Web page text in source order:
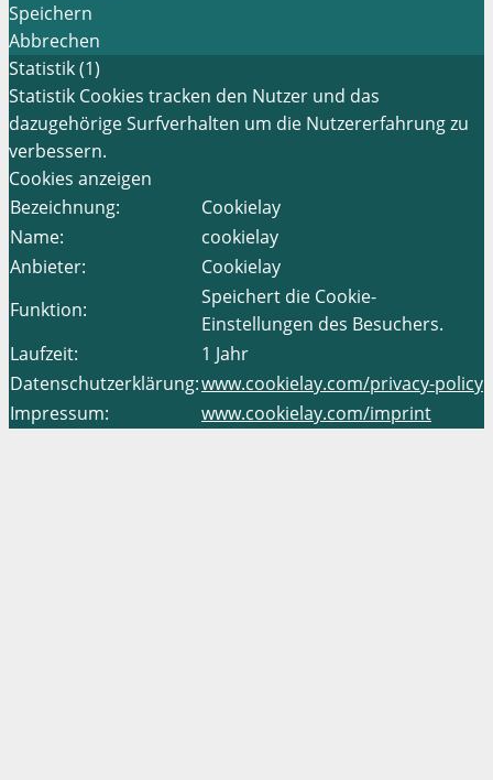
Speichern
Abbrechen
Statistik (1)
Statistik Cookies tracken den Nutzer und das
dazugehörige Surfverhalten um die Nutzererfahrung zu
verbessern.
Cookies anzeigen
Bezeichnung:
Cookielay
Name:
cookielay
Anbieter:
Cookielay
Funktion:
Speichert die Cookie-
Einstellungen des Besuchers.
Laufzeit:
1 Jahr
Datenschutzerklärung:www.cookielay.com/privacy-policy
Impressum:
www.cookielay.com/imprint